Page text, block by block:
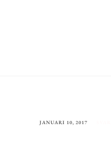
JANUARI 10, 2017